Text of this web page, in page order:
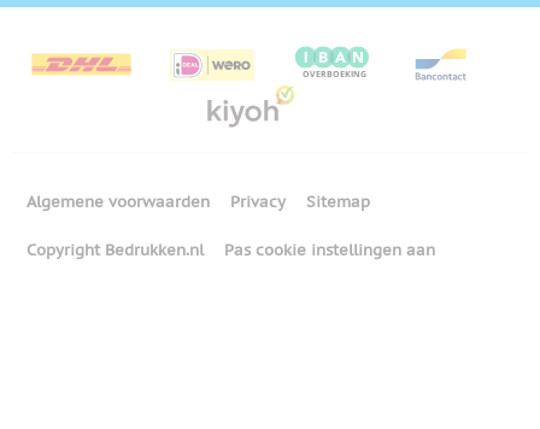
Algemene voorwaarden Privacy Sitemap
Copyright Bedrukken.nl Pas cookie instellingen aan